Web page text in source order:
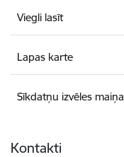
Viegli lasīt
Lapas karte
Sīkdatņu izvēles maiņa
Kontakti